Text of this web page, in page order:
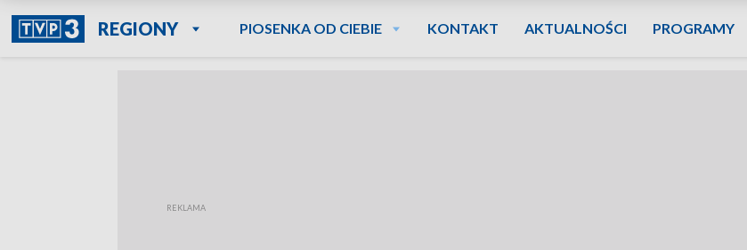
REGIONY PIOSENKA OD CIEBIE KONTAKT AKTUALNOŚCI PROGRAMY